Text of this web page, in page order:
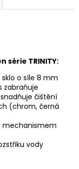
TRINITY:
o síle 8 mm
zabraňuje
čištění
(chrom, černá
mechanismem
vody